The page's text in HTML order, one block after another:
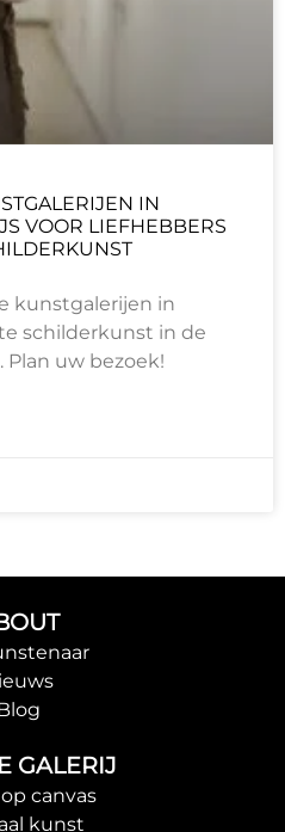
IN
VOOR LIEFHEBBERS
kunstgalerijen in
schilderkunst in de
uw bezoek!
GALERIJ
canvas
kunst